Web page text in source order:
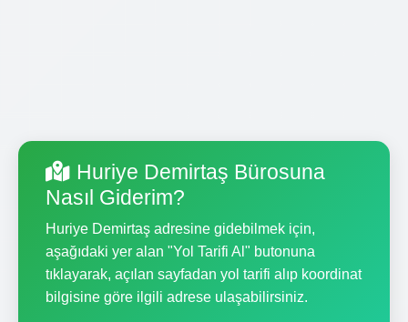
Huriye Demirtaş Bürosuna
Nasıl Giderim?
Huriye Demirtaş adresine gidebilmek için,
aşağıdaki yer alan "Yol Tarifi Al" butonuna
tıklayarak, açılan sayfadan yol tarifi alıp koordinat
bilgisine göre ilgili adrese ulaşabilirsiniz.